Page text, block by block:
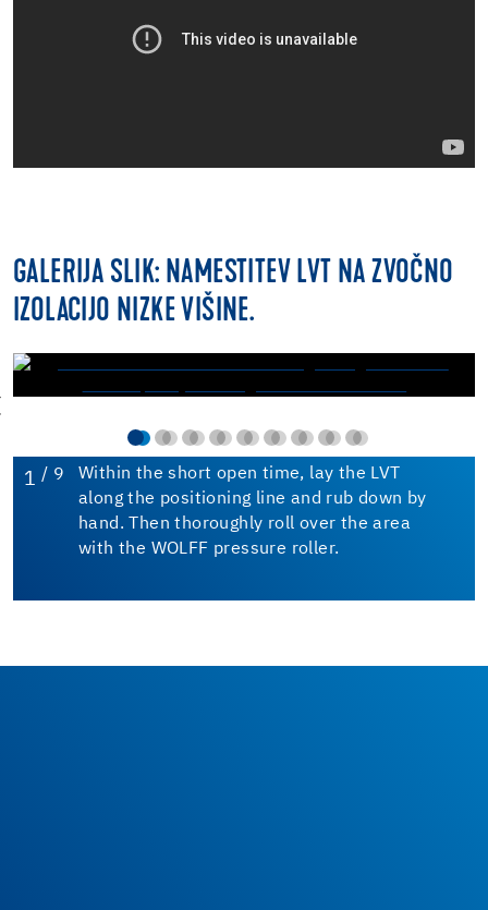
GALERIJA SLIK: NAMESTITEV LVT NA ZVOČNO
IZOLACIJO NIZKE VIŠINE.
1 / 9
Within the short open time, lay the LVT
along the positioning line and rub down by
hand. Then thoroughly roll over the area
with the WOLFF pressure roller.